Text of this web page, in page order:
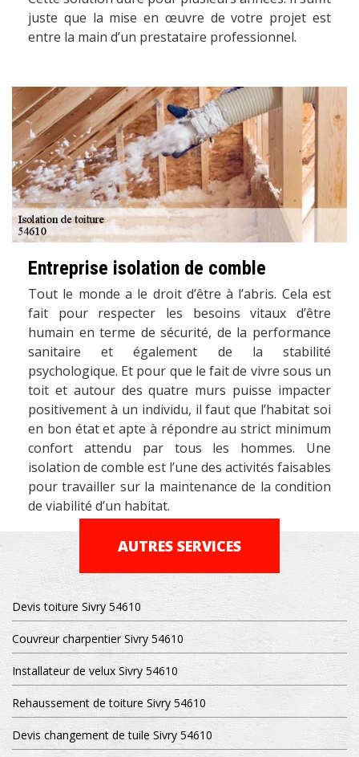
juste que la mise en œuvre de votre projet est
entre la main d’un prestataire professionnel.
Entreprise isolation de comble
Tout le monde a le droit d’être à l’abris. Cela est
fait pour respecter les besoins vitaux d’être
humain en terme de sécurité, de la performance
sanitaire et également de la stabilité
psychologique. Et pour que le fait de vivre sous un
toit et autour des quatre murs puisse impacter
positivement à un individu, il faut que l’habitat soi
en bon état et apte à répondre au strict minimum
confort attendu par tous les hommes. Une
isolation de comble est l’une des activités faisables
pour travailler sur la maintenance de la condition
de viabilité d’un habitat.
AUTRES SERVICES
Devis toiture Sivry 54610
Couvreur charpentier Sivry 54610
Installateur de velux Sivry 54610
Rehaussement de toiture Sivry 54610
Devis changement de tuile Sivry 54610